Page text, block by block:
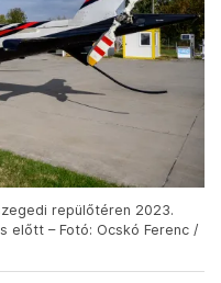
repülőtéren 2023.
előtt – Fotó: Ocskó Ferenc /